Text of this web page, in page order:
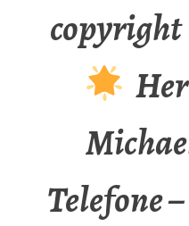
copyright
Telefone –